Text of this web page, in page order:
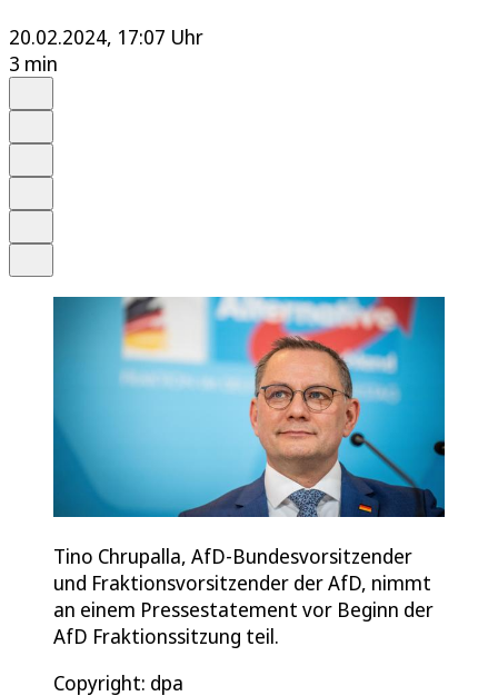
20.02.2024, 17:07 Uhr
3 min
Tino Chrupalla, AfD-Bundesvorsitzender
und Fraktionsvorsitzender der AfD, nimmt
an einem Pressestatement vor Beginn der
AfD Fraktionssitzung teil.
Copyright: dpa